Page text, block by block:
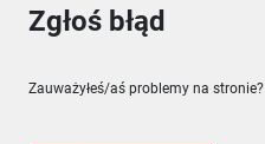
Zgłoś błąd
Zauważyłeś/aś problemy na stronie?